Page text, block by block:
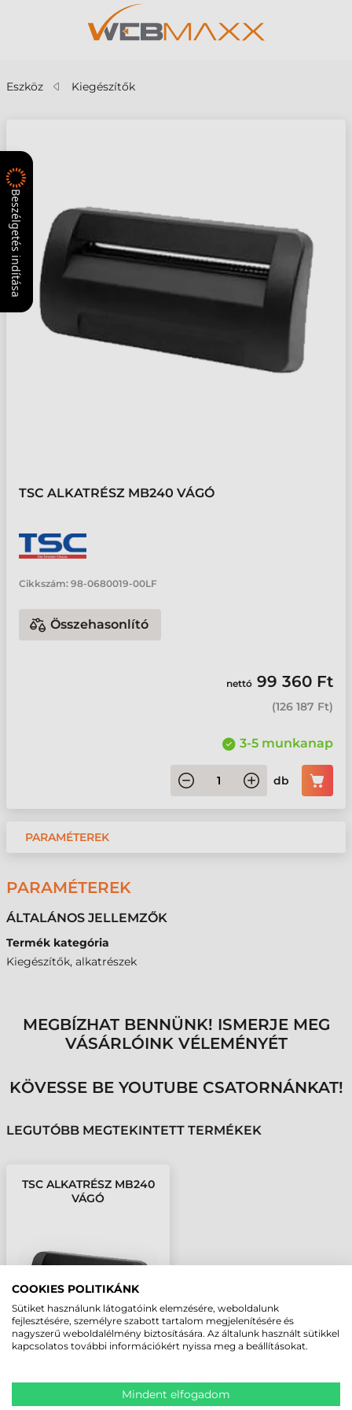
Eszköz Kiegészítők
TSC ALKATRÉSZ MB240 VÁGÓ
Cikkszám: 98-0680019-00LF
Összehasonlító
nettó 99 360 Ft
(126 187 Ft)
3-5 munkanap
db
PARAMÉTEREK
PARAMÉTEREK
ÁLTALÁNOS JELLEMZŐK
Termék kategória
Kiegészítők, alkatrészek
MEGBÍZHAT BENNÜNK! ISMERJE MEG
VÁSÁRLÓINK VÉLEMÉNYÉT
KÖVESSE BE YOUTUBE CSATORNÁNKAT!
LEGUTÓBB MEGTEKINTETT TERMÉKEK
TSC ALKATRÉSZ MB240
VÁGÓ
Beszélgetés indítása
COOKIES POLITIKÁNK
Sütiket használunk látogatóink elemzésére, weboldalunk
fejlesztésére, személyre szabott tartalom megjelenítésére és
nagyszerű weboldalélmény biztosítására. Az általunk használt sütikkel
kapcsolatos további információkért nyissa meg a beállításokat.
Mindent elfogadom